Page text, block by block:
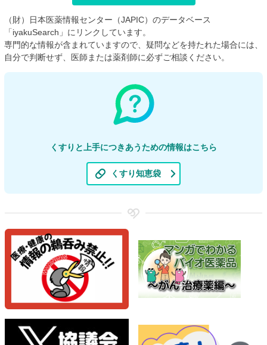
（財）日本医薬情報センター（JAPIC）のデータベース
「iyakuSearch」にリンクしています。
専門的な情報が含まれていますので、疑問などを持たれた場合には、
自分で判断せず、医師または薬剤師に必ずご相談ください。
くすりと上手につきあうための情報はこちら
くすり知恵袋